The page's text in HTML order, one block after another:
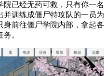
已经无药可救，只有你一名
训练成僵尸特攻队的一员为
身前往僵尸学院内部，拿起各
。